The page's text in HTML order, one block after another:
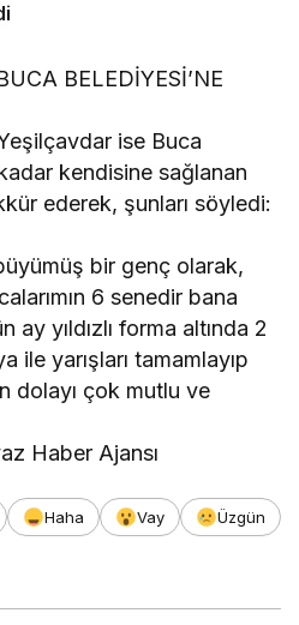
BELEDİYESİ’NE
ise Buca
kendisine sağlanan
ederek, şunları söyledi:
bir genç olarak,
6 senedir bana
yıldızlı forma altında 2
ile yarışları tamamlayıp
dolayı çok mutlu ve
Haber Ajansı
Haha Vay
Üzgün